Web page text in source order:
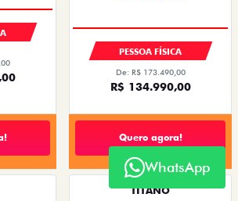
PESSOA FÍSICA
De: R$ 173.490,00
R$ 134.990,00
Quero agora!
TITANO
WhatsApp